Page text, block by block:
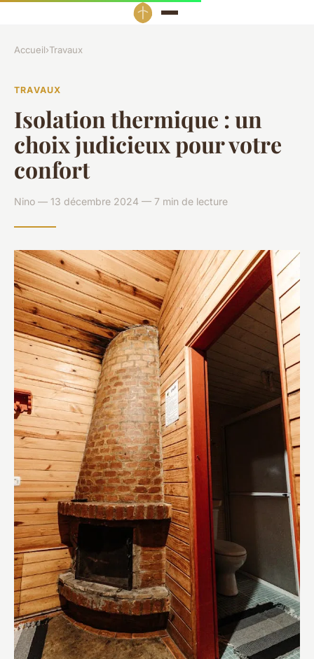
Accueil›Travaux
TRAVAUX
Isolation thermique : un
choix judicieux pour votre
confort
Nino — 13 décembre 2024 — 7 min de lecture